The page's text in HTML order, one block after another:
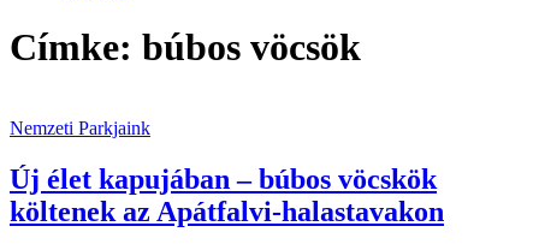
Címke: búbos vöcsök
Nemzeti Parkjaink
Új élet kapujában – búbos vöcskök
költenek az Apátfalvi-halastavakon